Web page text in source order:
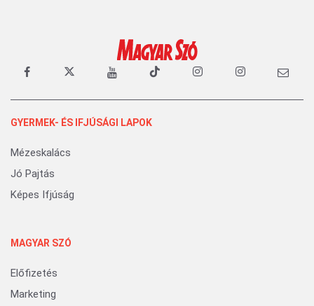
GYERMEK- ÉS IFJÚSÁGI LAPOK
Mézeskalács
Jó Pajtás
Képes Ifjúság
MAGYAR SZÓ
Előfizetés
Marketing